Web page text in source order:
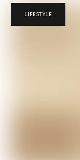
LIFESTYLE